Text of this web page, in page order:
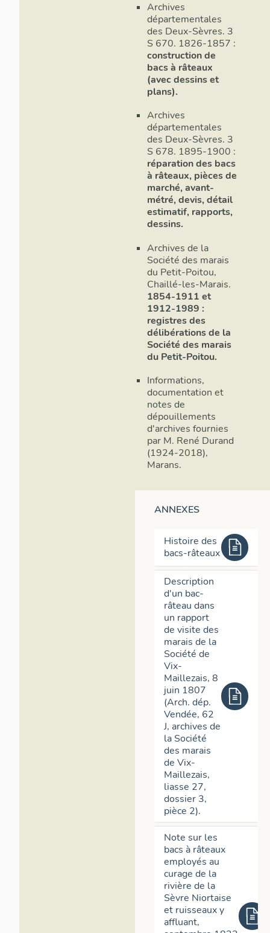
Archives
départementales
des Deux-Sèvres. 3
S 670. 1826-1857 :
construction de
bacs à râteaux
(avec dessins et
plans).
Archives
départementales
des Deux-Sèvres. 3
S 678. 1895-1900 :
réparation des bacs
à râteaux, pièces de
marché, avant-
métré, devis, détail
estimatif, rapports,
dessins.
Archives de la
Société des marais
du Petit-Poitou,
Chaillé-les-Marais.
1854-1911 et
1912-1989 :
registres des
délibérations de la
Société des marais
du Petit-Poitou.
Informations,
documentation et
notes de
dépouillements
d'archives fournies
par M. René Durand
(1924-2018),
Marans.
ANNEXES
Histoire des
bacs-râteaux
Description
d'un bac-
râteau dans
un rapport
de visite des
marais de la
Société de
Vix-
Maillezais, 8
juin 1807
(Arch. dép.
Vendée, 62
J, archives de
la Société
des marais
de Vix-
Maillezais,
liasse 27,
dossier 3,
pièce 2).
Note sur les
bacs à râteaux
employés au
curage de la
rivière de la
Sèvre Niortaise
et ruisseaux y
affluant,